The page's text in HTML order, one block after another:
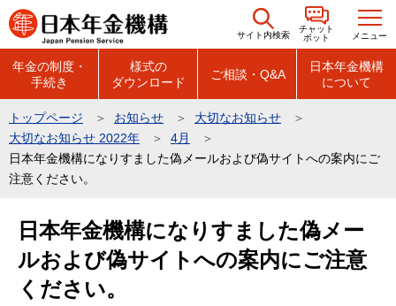
こ
の
先
頭
サイト内検索
チャット
ボット
メニュー
年金の制度・
手続き
様式の
ダウンロード
ご相談・Q&A
日本年金機構
について
トップページ お知らせ
大切なお知らせ
大切なお知らせ 2022年
4月
日本年金機構になりすました偽メールおよび偽サイトへの案内にご
注意ください。
日本年金機構になりすました偽メー
ルおよび偽サイトへの案内にご注意
ください。